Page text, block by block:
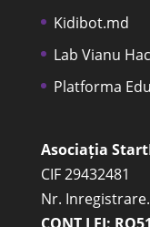
Kidibot.md
Lab Vianu
Platforma
Asociația
CIF 29432481
Nr.